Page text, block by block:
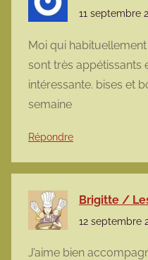
11 septembre
Moi qui
sont très appétissants
intéressante. bises et
semaine
Répondre
Brigitte /
12 septembre
J’aime bien